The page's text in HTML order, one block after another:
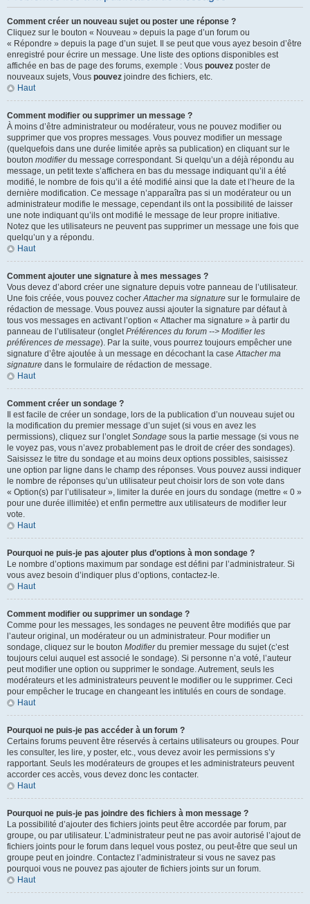
Comment créer un nouveau sujet ou poster une réponse ?
Cliquez sur le bouton « Nouveau » depuis la page d’un forum ou
« Répondre » depuis la page d’un sujet. Il se peut que vous ayez besoin d’être
enregistré pour écrire un message. Une liste des options disponibles est
affichée en bas de page des forums, exemple : Vous pouvez poster de
nouveaux sujets, Vous pouvez joindre des fichiers, etc.
Haut
Comment modifier ou supprimer un message ?
À moins d’être administrateur ou modérateur, vous ne pouvez modifier ou
supprimer que vos propres messages. Vous pouvez modifier un message
(quelquefois dans une durée limitée après sa publication) en cliquant sur le
bouton modifierdu message correspondant. Si quelqu’un a déjà répondu au
message, un petit texte s’affichera en bas du message indiquant qu’il a été
modifié, le nombre de fois qu’il a été modifié ainsi que la date et l’heure de la
dernière modification. Ce message n’apparaîtra pas si un modérateur ou un
administrateur modifie le message, cependant ils ont la possibilité de laisser
une note indiquant qu’ils ont modifié le message de leur propre initiative.
Notez que les utilisateurs ne peuvent pas supprimer un message une fois que
quelqu’un y a répondu.
Haut
Comment ajouter une signature à mes messages ?
Vous devez d’abord créer une signature depuis votre panneau de l’utilisateur.
Une fois créée, vous pouvez cocherAttacher ma signature sur le formulaire de
rédaction de message. Vous pouvez aussi ajouter la signature par défaut à
tous vos messages en activant l’option « Attacher ma signature » à partir du
panneau de l’utilisateur (ongletPréférences du forum --> Modifier les
préférences de message). Par la suite, vous pourrez toujours empêcher une
signature d’être ajoutée à un message en décochant la caseAttacher ma
signature dans le formulaire de rédaction de message.
Haut
Comment créer un sondage ?
Il est facile de créer un sondage, lors de la publication d’un nouveau sujet ou
la modification du premier message d’un sujet (si vous en avez les
permissions), cliquez sur l’ongletSondage sous la partie message (si vous ne
le voyez pas, vous n’avez probablement pas le droit de créer des sondages).
Saisissez le titre du sondage et au moins deux options possibles, saisissez
une option par ligne dans le champ des réponses. Vous pouvez aussi indiquer
le nombre de réponses qu’un utilisateur peut choisir lors de son vote dans
« Option(s) par l’utilisateur », limiter la durée en jours du sondage (mettre « 0 »
pour une durée illimitée) et enfin permettre aux utilisateurs de modifier leur
vote.
Haut
Pourquoi ne puis-je pas ajouter plus d’options à mon sondage ?
Le nombre d’options maximum par sondage est défini par l’administrateur. Si
vous avez besoin d’indiquer plus d’options, contactez-le.
Haut
Comment modifier ou supprimer un sondage ?
Comme pour les messages, les sondages ne peuvent être modifiés que par
l’auteur original, un modérateur ou un administrateur. Pour modifier un
sondage, cliquez sur le bouton Modifierdu premier message du sujet (c’est
toujours celui auquel est associé le sondage). Si personne n’a voté, l’auteur
peut modifier une option ou supprimer le sondage. Autrement, seuls les
modérateurs et les administrateurs peuvent le modifier ou le supprimer. Ceci
pour empêcher le trucage en changeant les intitulés en cours de sondage.
Haut
Pourquoi ne puis-je pas accéder à un forum ?
Certains forums peuvent être réservés à certains utilisateurs ou groupes. Pour
les consulter, les lire, y poster, etc., vous devez avoir les permissions s’y
rapportant. Seuls les modérateurs de groupes et les administrateurs peuvent
accorder ces accès, vous devez donc les contacter.
Haut
Pourquoi ne puis-je pas joindre des fichiers à mon message ?
La possibilité d’ajouter des fichiers joints peut être accordée par forum, par
groupe, ou par utilisateur. L’administrateur peut ne pas avoir autorisé l’ajout de
fichiers joints pour le forum dans lequel vous postez, ou peut-être que seul un
groupe peut en joindre. Contactez l’administrateur si vous ne savez pas
pourquoi vous ne pouvez pas ajouter de fichiers joints sur un forum.
Haut